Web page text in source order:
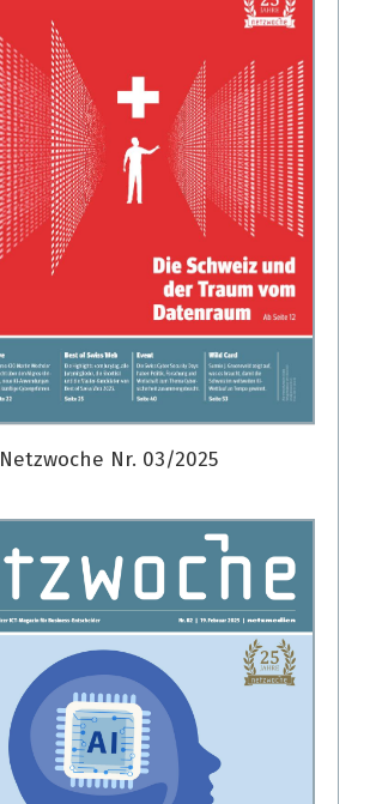
Netzwoche Nr. 03/2025